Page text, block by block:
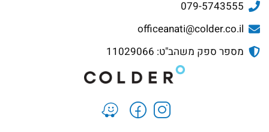
079-5743555
officeanati@colder.co.il
מספר ספק משהב"ט: 11029066